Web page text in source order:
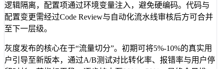
逻辑隔离，配置项通过环境变量注入，避免硬编码。代码与
配置变更需经过Code Review与自动化流水线审核后方可合并
至下一层级。
灰度发布的核心在于“流量切分”。初期可将5%-10%的真实用
户引导至新版本，通过A/B测试对比转化率、报错率与用户停